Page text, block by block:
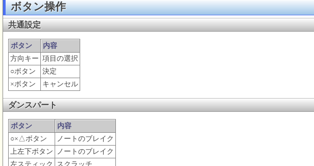
ボタン操作
共通設定
ボタン
内容
方向キー 項目の選択
○ボタン
決定
×ボタン
キャンセル
ダンスパート
ボタン
内容
○×△ボタン
ノートのブレイク
上左下ボタン
ノートのブレイク
左スティック
スクラッチ